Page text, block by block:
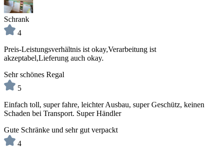
Schrank
4
Preis-Leistungsverhältnis ist okay,Verarbeitung ist
akzeptabel,Lieferung auch okay.
Sehr schönes Regal
5
Einfach toll, super fahre, leichter Ausbau, super Geschütz, keinen
Schaden bei Transport. Super Händler
Gute Schränke und sehr gut verpackt
4